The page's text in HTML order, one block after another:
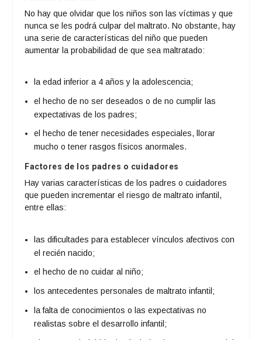
No hay que olvidar que los niños son las víctimas y que
nunca se les podrá culpar del maltrato. No obstante, hay
una serie de características del niño que pueden
aumentar la probabilidad de que sea maltratado:
la edad inferior a 4 años y la adolescencia;
el hecho de no ser deseados o de no cumplir las
expectativas de los padres;
el hecho de tener necesidades especiales, llorar
mucho o tener rasgos físicos anormales.
Factores de los padres o cuidadores
Hay varias características de los padres o cuidadores
que pueden incrementar el riesgo de maltrato infantil,
entre ellas:
las dificultades para establecer vínculos afectivos con
el recién nacido;
el hecho de no cuidar al niño;
los antecedentes personales de maltrato infantil;
la falta de conocimientos o las expectativas no
realistas sobre el desarrollo infantil;